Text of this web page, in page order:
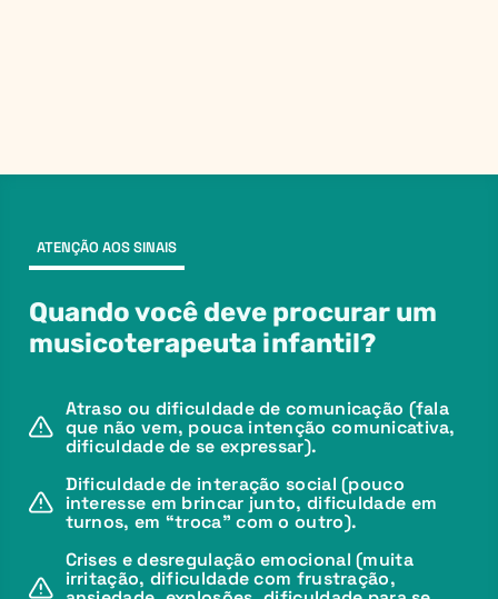
ATENÇÃO AOS SINAIS
Quando você deve procurar um
musicoterapeuta infantil?
Atraso ou dificuldade de comunicação (fala
que não vem, pouca intenção comunicativa,
dificuldade de se expressar).
Dificuldade de interação social (pouco
interesse em brincar junto, dificuldade em
turnos, em “troca” com o outro).
Crises e desregulação emocional (muita
irritação, dificuldade com frustração,